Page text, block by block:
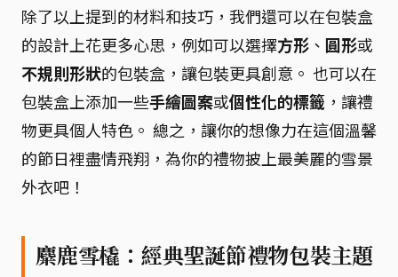
除了以上提到的材料和技巧，我們還可以在包裝盒
的設計上花更多心思，例如可以選擇方形 、 圓形或
不規則形狀的包裝盒，讓包裝更具創意。 也可以在
包裝盒上添加一些手繪圖案或個性化的標籤 ，讓禮
物更具個人特色。 總之，讓你的想像力在這個溫馨
的節日裡盡情飛翔，為你的禮物披上最美麗的雪景
外衣吧！
麋鹿雪橇：經典聖誕節禮物包裝主題